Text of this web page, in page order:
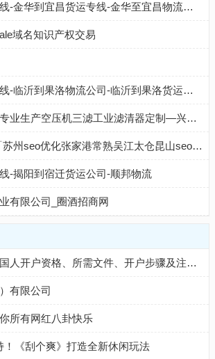
金华到宜昌物流专线-金华到宜昌货运专线-金华至宜昌物流公司-就发物流网
域名知识产权交易
临沂到果洛物流专线-临沂到果洛物流公司-临沂到果洛货运专线-临沂中赢物流
油气分离器厂家，专业生产空压机三滤工业滤清器定制—兴达滤清器有限公司
苏州网站建设-找「苏州seo优化张家港常熟吴江太仓昆山seo营销型网站建设」来苏州蓝戈链企科技公司
-揭阳到宿迁货运公司-顺邦物流
有限公司_圈酒招商网
越南银行开户：外国人开户资格、所需文件、开户步骤及注意事项
有限公司
所有网红八卦快乐
！《刮个爽》打造全新休闲玩法